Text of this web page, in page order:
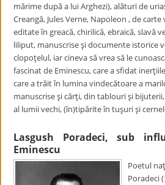
mărime după a lui Arghezi), alături de
Creangă, Jules Verne, Napoleon , de
editate în greacă, chirilică, ebraică, slavă
liliput, manuscrise şi documente istorice
clopoţelul, iar cineva să vrea să le
fascinat de Eminescu, care a sfidat
care a trăit în lumina vindecătoare a
manuscrise şi cărţi, din tablouri şi
al lumii vechi, (în)tipărite în tuşuri şi
Lasgush Poradeci, sub
Eminescu
Poetul
Poradeci